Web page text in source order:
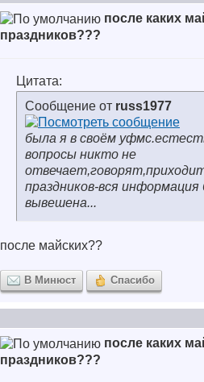
после каких
праздников???
Цитата:
Сообщение от russ1977
была я в своём
вопросы никто не
праздников-вся информация
вывешена...
после майских??
В Минюст Спасибо
после каких
праздников???